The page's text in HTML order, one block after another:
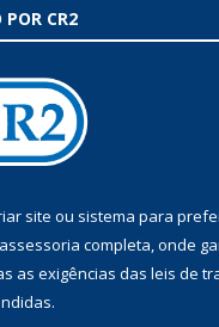
POR CR2
site ou sistema para
assessoria completa, onde
as exigências das leis de